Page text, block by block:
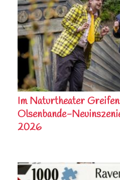
Im Naturtheater
Olsenbande-
2026